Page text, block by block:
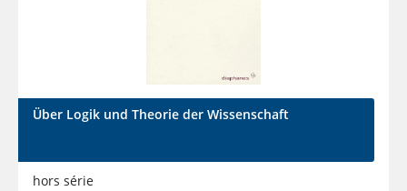
Über Logik und Theorie der Wissenschaft
hors série